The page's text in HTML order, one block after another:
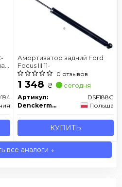
Амортизатор задний Ford
Focus III 11-
0 отзывов
1 348 ₴ сегодня
Артикул:
DSF188G
Denckermann
Польша
КУПИТЬ
все аналоги ↓